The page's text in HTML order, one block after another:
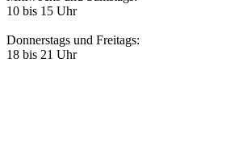
10 bis 15 Uhr
Donnerstags und Freitags:
18 bis 21 Uhr